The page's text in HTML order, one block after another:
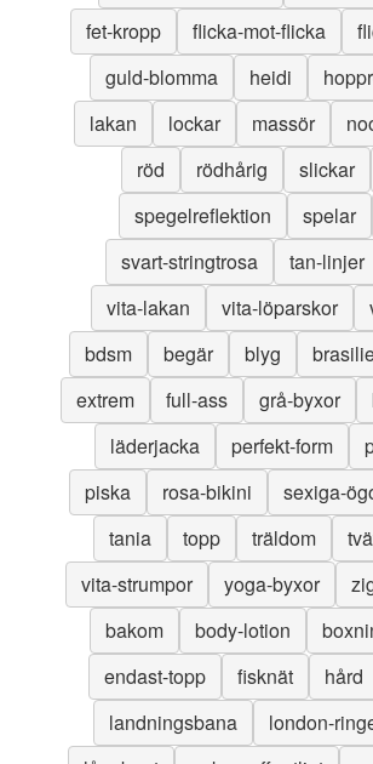
fet-kropp
flicka-mot-flicka
guld-blomma
heidi
lakan
lockar massör
röd
rödhårig slickar
spegelreflektion
spelar
svart-stringtrosa
tan-linjer
vita-lakan
vita-löparskor
bdsm
begär blyg
extrem
full-ass grå-byxor
läderjacka
perfekt-form
piska
rosa-bikini sexiga-
tania
topp träldom
vita-strumpor
yoga-byxor
bakom
body-lotion
endast-topp
fisknät hård
landningsbana
london-